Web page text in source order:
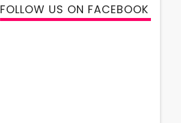
FOLLOW US ON FACEBOOK